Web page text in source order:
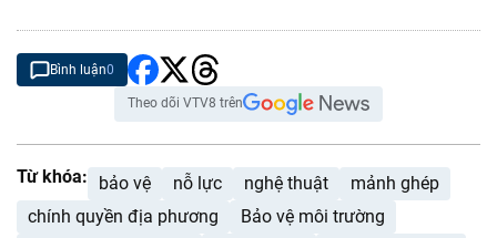
Bình luận0
Theo dõi VTV8 trên
Từ khóa: bảo vệ nỗ lực nghệ thuật
mảnh ghép
chính quyền địa phương
Bảo vệ môi trường